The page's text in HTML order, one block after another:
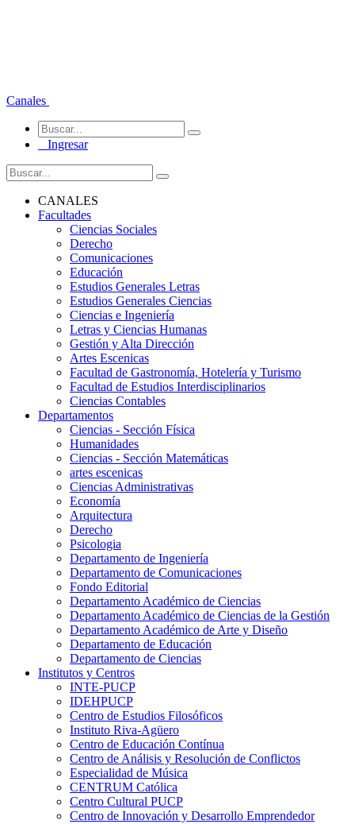
Canales
Ingresar
CANALES
Facultades
Ciencias Sociales
Derecho
Comunicaciones
Educación
Estudios Generales Letras
Estudios Generales Ciencias
Ciencias e Ingeniería
Letras y Ciencias Humanas
Gestión y Alta Dirección
Artes Escenicas
Facultad de Gastronomía, Hotelería y Turismo
Facultad de Estudios Interdisciplinarios
Ciencias Contables
Departamentos
Ciencias - Sección Física
Humanidades
Ciencias - Sección Matemáticas
artes escenicas
Ciencias Administrativas
Economía
Arquitectura
Derecho
Psicologia
Departamento de Ingeniería
Departamento de Comunicaciones
Fondo Editorial
Departamento Académico de Ciencias
Departamento Académico de Ciencias de la Gestión
Departamento Académico de Arte y Diseño
Departamento de Educación
Departamento de Ciencias
Institutos y Centros
INTE-PUCP
IDEHPUCP
Centro de Estudios Filosóficos
Instituto Riva-Agüero
Centro de Educación Contínua
Centro de Análisis y Resolución de Conflictos
Especialidad de Música
CENTRUM Católica
Centro Cultural PUCP
Centro de Innovación y Desarrollo Emprendedor